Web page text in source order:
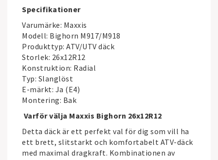
Specifikationer
Varumärke: Maxxis
Modell: Bighorn M917/M918
Produkttyp: ATV/UTV däck
Storlek: 26x12R12
Konstruktion: Radial
Typ: Slanglöst
E-märkt: Ja (E4)
Montering: Bak
Varför välja Maxxis Bighorn 26x12R12
Detta däck är ett perfekt val för dig som vill ha
ett brett, slitstarkt och komfortabelt ATV-däck
med maximal dragkraft. Kombinationen av